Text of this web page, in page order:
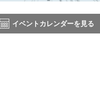
イベントカレンダーを見る